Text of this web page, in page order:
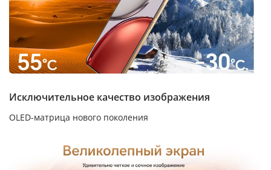
Исключительное качество изображения
OLED-матрица нового поколения